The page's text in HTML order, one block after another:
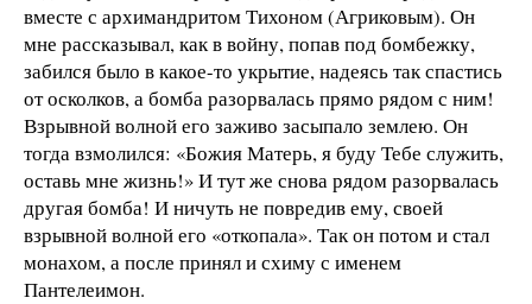
вместе с архимандритом Тихоном (Агриковым). Он
мне рассказывал, как в войну, попав под бомбежку,
забился было в какое-то укрытие, надеясь так спастись
от осколков, а бомба разорвалась прямо рядом с ним!
Взрывной волной его заживо засыпало землею. Он
тогда взмолился: «Божия Матерь, я буду Тебе служить,
оставь мне жизнь!» И тут же снова рядом разорвалась
другая бомба! И ничуть не повредив ему, своей
взрывной волной его «откопала». Так он потом и стал
монахом, а после принял и схиму с именем
Пантелеимон.